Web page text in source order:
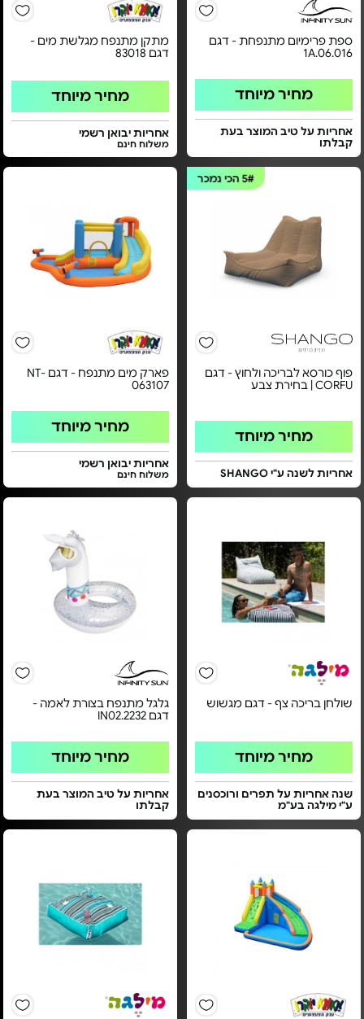
ספת פרימיום מתנפחת - דגם
1A.06.016
מחיר מיוחד
אחריות על טיב המוצר בעת
קבלתו
מתקן מתנפח מגלשת מים -
דגם 83018
מחיר מיוחד
אחריות יבואן רשמי
משלוח חינם
5# הכי נמכר
פוף כורסא לבריכה ולחוץ - דגם
CORFU | בחירת צבע
מחיר מיוחד
אחריות לשנה ע"י SHANGO
פארק מים מתנפח - דגם NT-
063107
מחיר מיוחד
אחריות יבואן רשמי
משלוח חינם
שולחן בריכה צף - דגם מגשוש
מחיר מיוחד
שנה אחריות על תפרים ורוכסנים
ע"י מילגה בע"מ
גלגל מתנפח בצורת לאמה -
דגם IN02.2232
מחיר מיוחד
אחריות על טיב המוצר בעת
קבלתו